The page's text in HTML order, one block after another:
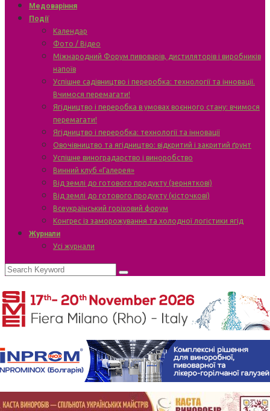
Медоваріння
Події
Календар
Фото / Відео
Міжнародний Форум пивоварів, дистиляторів і виробників
напоїв
Успішне садівництво і переробка: технології та інновації.
Вчимося перемагати!
Ягідництво і переробка в умовах воєнного стану: вчимося
перемагати!
Ягідництво і переробка: технології та інновації
Овочівництво та ягідництво: відкритий і закритий ґрунт
Успішне виноградарство і виноробство
Винний клуб «Галерея»
Від землі до готового продукту (зерняткові)
Від землі до готового продукту (кісточкові)
Всеукраїнський горіховий форум
Конгрес із заморожування та холодної логістики ягід
Журнали
Усі журнали